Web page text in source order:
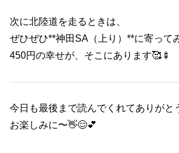
次に北陸道を走るときは、
ぜひぜひ**神田SA（上り）**に寄って
450円の幸せが、そこにあります🥰🍢
今日も最後まで読んでくれてありがと
お楽しみに〜👋😊💕